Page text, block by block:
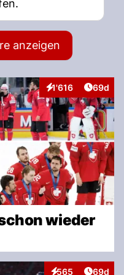
anzeigen
1'616
InteraktionenArtikel
69d
wieder
565 Artikel
69d